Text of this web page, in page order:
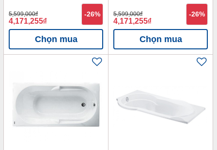
5,599,000đ
4,171,255đ
-26%
Chọn mua
5,599,000đ
4,171,255đ
-26%
Chọn mua